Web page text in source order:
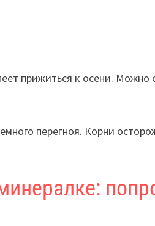
прижиться к осени. Можно
перегноя. Корни